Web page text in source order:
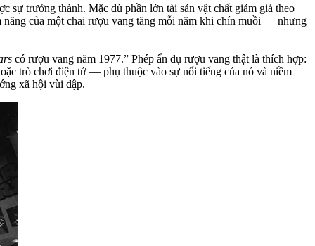
sự trưởng thành. Mặc dù phần lớn tài sản vật chất giảm giá theo
của một chai rượu vang tăng mỗi năm khi chín muồi — nhưng
có rượu vang năm 1977.” Phép ẩn dụ rượu vang thật là thích hợp:
trò chơi điện tử — phụ thuộc vào sự nổi tiếng của nó và niềm
xã hội vùi dập.